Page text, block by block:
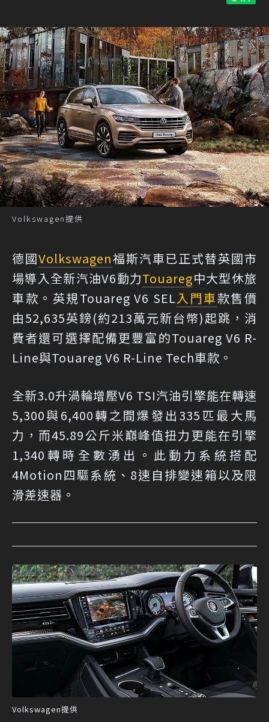
Volkswagen提供
德國Volkswagen福斯汽車已正式替英國市
場導入全新汽油V6動力Touareg中大型休旅
車款。英規Touareg V6 SEL入門車款售價
由52,635英鎊(約213萬元新台幣)起跳，消
費者還可選擇配備更豐富的Touareg V6 R-
Line與Touareg V6 R-Line Tech車款。
全新3.0升渦輪增壓V6 TSI汽油引擎能在轉速
5,300與6,400轉之間爆發出335匹最大馬
力，而45.89公斤米巔峰值扭力更能在引擎
1,340轉時全數湧出。此動力系統搭配
4Motion四驅系統、8速自排變速箱以及限
滑差速器。
Volkswagen提供